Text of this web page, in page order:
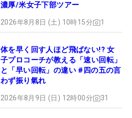
濃厚/米女子下部ツアー
2026年8月8日 (土) 10時15分 1
体を早く回す人ほど飛ばない!? 女
子プロコーチが教える「速い回転」
と「早い回転」の違い #四の五の言
わず振り氣れ
2026年8月9日 (日) 12時00分 31